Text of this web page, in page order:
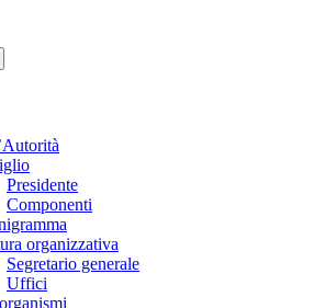
Presidente
Componenti
organizzativa
Segretario generale
Uffici